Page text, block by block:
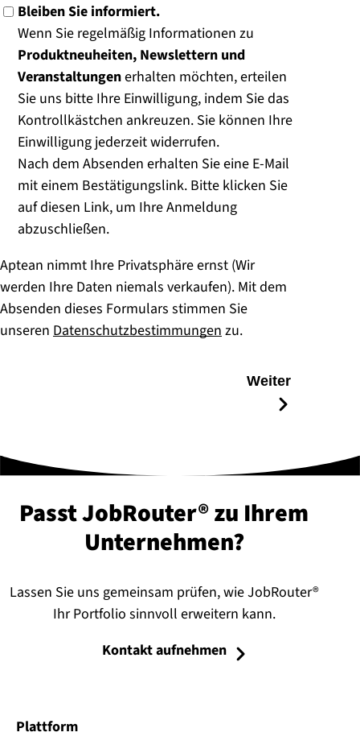
Bleiben Sie informiert.
Wenn Sie regelmäßig Informationen zu
Produktneuheiten, Newslettern und
Veranstaltungenerhalten möchten, erteilen
Sie uns bitte Ihre Einwilligung, indem Sie das
Kontrollkästchen ankreuzen. Sie können Ihre
Einwilligung jederzeit widerrufen.
Nach dem Absenden erhalten Sie eine E-Mail
mit einem Bestätigungslink. Bitte klicken Sie
auf diesen Link, um Ihre Anmeldung
abzuschließen.
Aptean nimmt Ihre Privatsphäre ernst (Wir
werden Ihre Daten niemals verkaufen). Mit dem
Absenden dieses Formulars stimmen Sie
unseren Datenschutzbestimmungen zu.
Weiter
Passt JobRouter® zu Ihrem
Un­ter­neh­men?
Lassen Sie uns gemeinsam prüfen, wie JobRouter®
Ihr Portfolio sinnvoll erweitern kann.
Kontakt aufnehmen
Plattform